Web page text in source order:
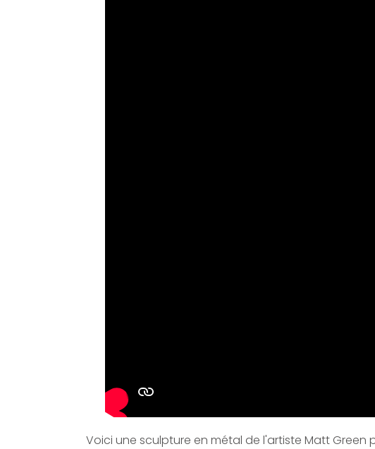
Voici une sculpture en métal de l'artiste Matt Green